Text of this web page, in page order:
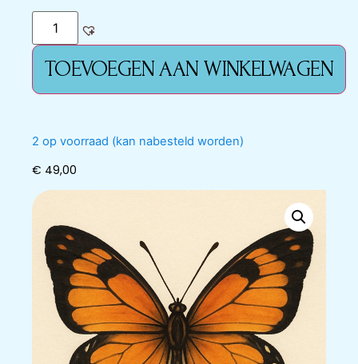
TOEVOEGEN AAN WINKELWAGEN
2 op voorraad (kan nabesteld worden)
€ 49,00